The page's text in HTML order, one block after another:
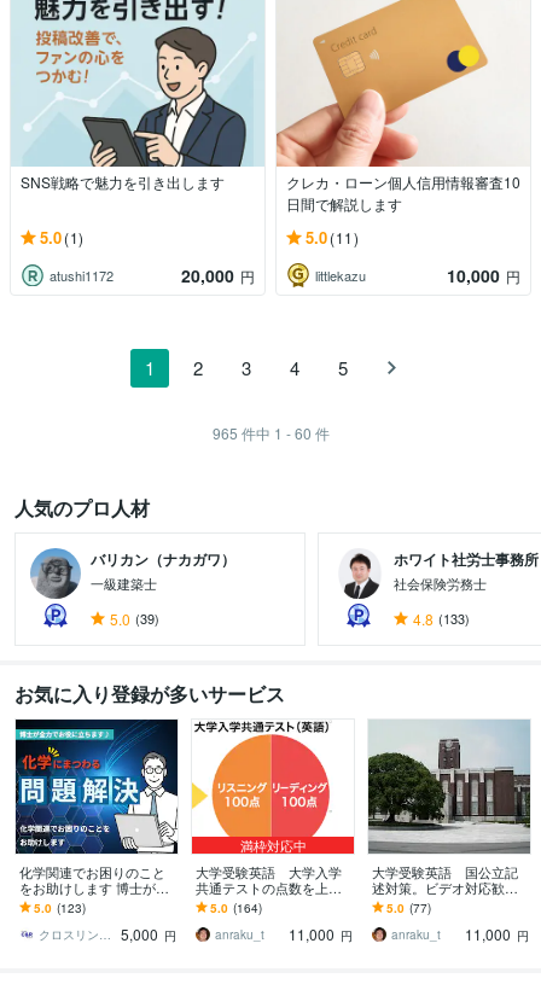
SNS戦略で魅力を引き出します
5.0(1)
atushi1172 20,000 円
クレカ・ローン個人信用情報審査10
日間で解説します
5.0(11)
littlekazu 10,000 円
1 2 3 4 5
965 件中 1 - 60 件
人気のプロ人材
バリカン（ナカガワ）
一級建築士
5.0 (39)
ホワイト社労士事務所
社会保険労務士
4.8 (133)
お気に入り登録が多いサービス
化学関連でお困りのこと
をお助けします 博士が懇
切丁寧に化学にまつわる
問題の解決にお役に立ち
ます
5.0 (123)
クロスリンク＆リサーチ
5,000 円
満枠対応中
大学受験英語 大学入学
共通テストの点数を上げ
ます ビデオチャット利用
でリスニングに強い。正
解の根拠を明確に。
5.0 (164)
anraku_t
11,000 円
大学受験英語 国公立記
述対策。ビデオ対応歓迎
します 採点基準を明確
に！あなたの答案を客観
的に評価・改善！
5.0 (77)
anraku_t
11,000 円